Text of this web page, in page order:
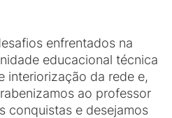
enfrentados na
educacional técnica
interiorização da rede e,
ao professor
conquistas e desejamos